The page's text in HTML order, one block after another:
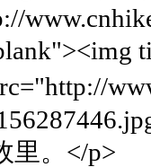
里。</p>